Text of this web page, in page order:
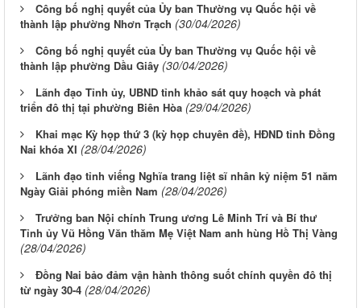
Công bố nghị quyết của Ủy ban Thường vụ Quốc hội về
thành lập phường Nhơn Trạch (30/04/2026)
Công bố nghị quyết của Ủy ban Thường vụ Quốc hội về
thành lập phường Dầu Giây (30/04/2026)
Lãnh đạo Tỉnh ủy, UBND tỉnh khảo sát quy hoạch và phát
triển đô thị tại phường Biên Hòa (29/04/2026)
Khai mạc Kỳ họp thứ 3 (kỳ họp chuyên đề), HĐND tỉnh Đồng
Nai khóa XI (28/04/2026)
Lãnh đạo tỉnh viếng Nghĩa trang liệt sĩ nhân kỷ niệm 51 năm
Ngày Giải phóng miền Nam (28/04/2026)
Trưởng ban Nội chính Trung ương Lê Minh Trí và Bí thư
Tỉnh ủy Vũ Hồng Văn thăm Mẹ Việt Nam anh hùng Hồ Thị Vàng
(28/04/2026)
Đồng Nai bảo đảm vận hành thông suốt chính quyền đô thị
từ ngày 30-4 (28/04/2026)